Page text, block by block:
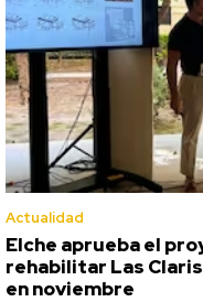
Actualidad
Elche aprueba el
rehabilitar Las
en noviembre